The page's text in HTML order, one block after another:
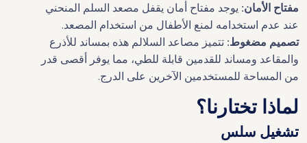
مفتاح الأمان: يوجد مفتاح أمان يقفل مصعد السلم المنحني
عند عدم استخدامه لمنع الأطفال من استخدام المصعد.
تصميم مضغوط: تتميز مصاعد السلالم هذه بمساند للأذرع
والمقاعد ومساند للقدمين قابلة للطي، مما يوفر أقصى قدر
من المساحة للمستخدمين الآخرين على الدرج.
لماذا تختارنا؟
تشغيل سلس